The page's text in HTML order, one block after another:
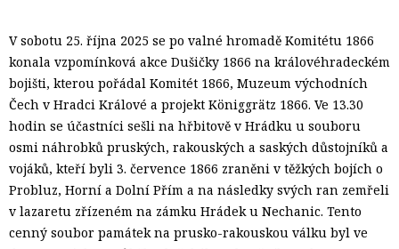
V sobotu 25. října 2025 se po valné hromadě Komitétu 1866
konala vzpomínková akce Dušičky 1866 na královéhradeckém
bojišti, kterou pořádal Komitét 1866, Muzeum východních
Čech v Hradci Králové a projekt Königgrätz 1866. Ve 13.30
hodin se účastníci sešli na hřbitově v Hrádku u souboru
osmi náhrobků pruských, rakouských a saských důstojníků a
vojáků, kteří byli 3. července 1866 zraněni v těžkých bojích o
Probluz, Horní a Dolní Přím a na následky svých ran zemřeli
v lazaretu zřízeném na zámku Hrádek u Nechanic. Tento
cenný soubor památek na prusko-rakouskou válku byl ve